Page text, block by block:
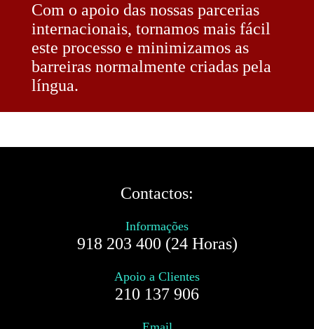
Com o apoio das nossas parcerias
internacionais, tornamos mais fácil
este processo e minimizamos as
barreiras normalmente criadas pela
língua.
Contactos:
Informações
918 203 400 (24 Horas)
Apoio a Clientes
210 137 906